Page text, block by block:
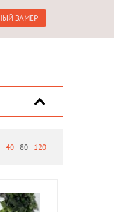
ЗАМЕР
40 80 120